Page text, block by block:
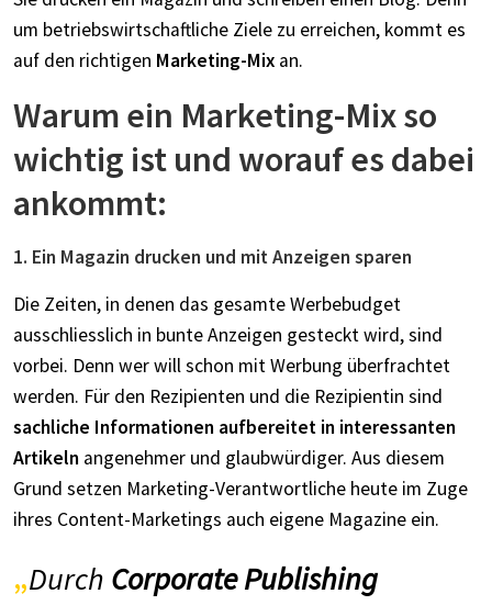
um betriebswirtschaftliche Ziele zu erreichen, kommt es
auf den richtigen Marketing-Mix an.
Warum ein Marketing-Mix so
wichtig ist und worauf es dabei
ankommt:
1. Ein Magazin drucken und mit Anzeigen sparen
Die Zeiten, in denen das gesamte Werbebudget
ausschliesslich in bunte Anzeigen gesteckt wird, sind
vorbei. Denn wer will schon mit Werbung überfrachtet
werden. Für den Rezipienten und die Rezipientin sind
sachliche Informationen aufbereitet in interessanten
Artikeln angenehmer und glaubwürdiger. Aus diesem
Grund setzen Marketing-Verantwortliche heute im Zuge
ihres Content-Marketings auch eigene Magazine ein.
Durch Corporate Publishing